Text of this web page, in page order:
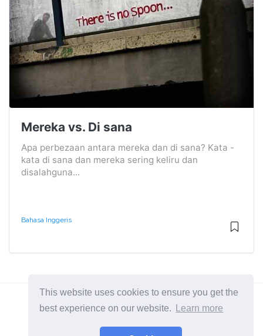
This website uses cookies to ensure you get the
best experience on our website.
Learn more
Mereka vs. Di sana
Apa perbezaan antara mereka dan di sana? Kata -
kata di sana dan mereka sering keliru dan
disalahguna...
Bahasa Inggeris
2026 ©Diffexpert